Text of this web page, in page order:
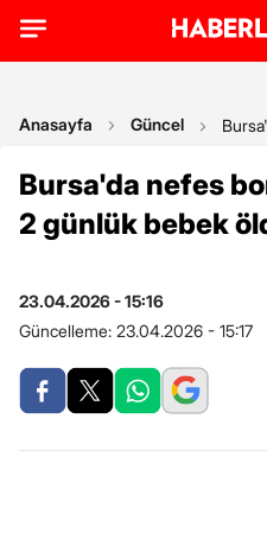
Anasayfa Güncel
Bursa'da nefes
2 günlük bebek
23.04.2026 - 15:16
Güncelleme: 23.04.2026 - 15:17